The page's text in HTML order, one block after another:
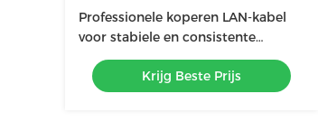
Professionele koperen LAN-kabel
voor stabiele en consistente
werking bij temperaturen van 20°C
tot 60°C
Krijg Beste Prijs